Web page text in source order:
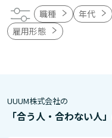
職種 年代
雇用形態
UUUM株式会社の
「合う人・合わない人」